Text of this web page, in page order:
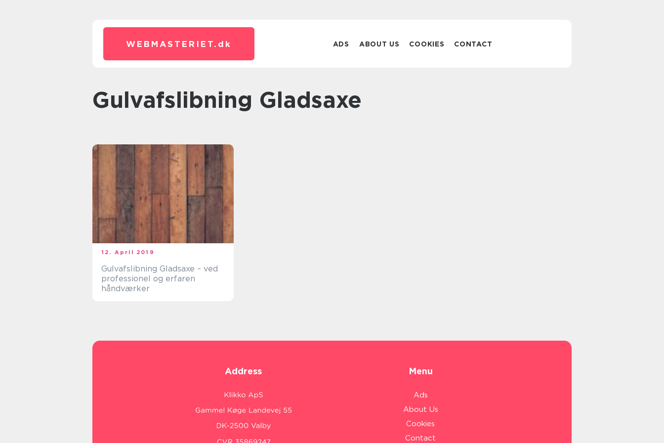
WEBMASTERIET. dk ADS ABOUT US COOKIES CONTACT
Gulvafslibning Gladsaxe
12. April 2019
Gulvafslibning Gladsaxe – ved
professionel og erfaren
håndværker
Address Menu
Ads
About Us
Cookies
Contact